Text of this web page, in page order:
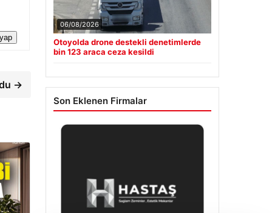
→
06/08/2026
Otoyolda drone destekli denetimlerde
bin 123 araca ceza kesildi
Son Eklenen Firmalar